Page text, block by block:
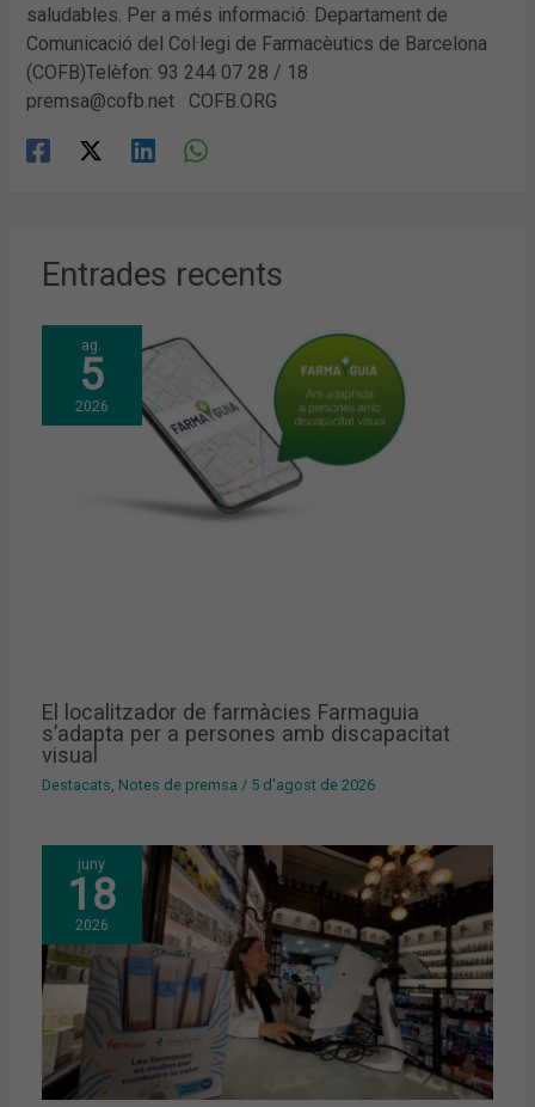
saludables. Per a més informació: Departament de
Comunicació del Col·legi de Farmacèutics de Barcelona
(COFB)Telèfon: 93 244 07 28 / 18
premsa@cofb.net COFB.ORG
Entrades recents
ag.
5
2026
El localitzador de farmàcies Farmaguia
s’adapta per a persones amb discapacitat
visual
Destacats, Notes de premsa / 5 d'agost de 2026
juny
18
2026